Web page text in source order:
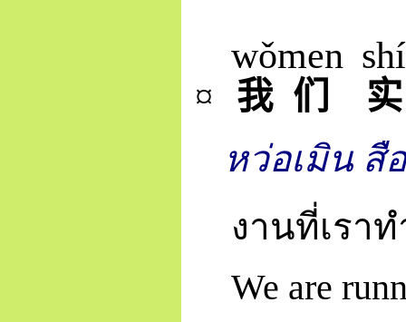
¤ 我
wǒ
们
men
实
shí
หว่อเมิน สือ
งานที่เรา
We are